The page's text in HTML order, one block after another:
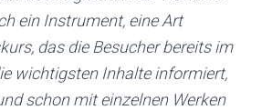
ein Instrument, eine Art
das die Besucher bereits im
wichtigsten Inhalte informiert,
schon mit einzelnen Werken